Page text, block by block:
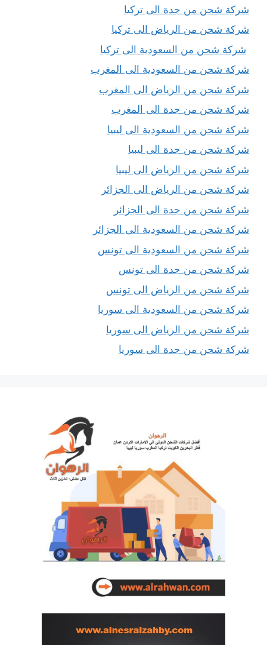
شركة شحن من جدة الى تركيا
شركة شحن من الرياض الى تركيا
شركة شحن من السعودية الى تركيا
شركة شحن من السعودية الى المغرب
شركة شحن من الرياض الى المغرب
شركة شحن من جدة الى المغرب
شركة شحن من السعودية الى ليبيا
شركة شحن من جدة الى ليبيا
شركة شحن من الرياض الى ليبيا
شركة شحن من الرياض الى الجزائر
شركة شحن من جدة الى الجزائر
شركة شحن من السعودية الى الجزائر
شركة شحن من السعودية الى تونس
شركة شحن من جدة الى تونس
شركة شحن من الرياض الى تونس
شركة شحن من السعودية الى سوريا
شركة شحن من الرياض الى سوريا
شركة شحن من جدة الى سوريا